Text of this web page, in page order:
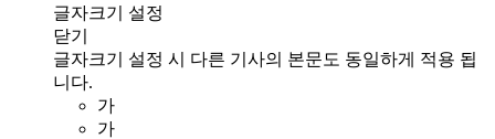
글자크기 설정
닫기
글자크기 설정 시 다른 기사의 본문도 동일하게 적용 됩
니다.
가
가